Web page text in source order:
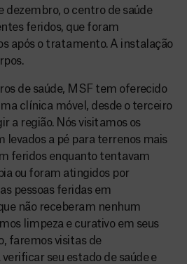
dezembro, o centro de saúde
feridos, que foram
após o tratamento. A instalação
de saúde, MSF tem oferecido
clínica móvel, desde o terceiro
a região. Nós visitamos os
levados a pé para terrenos mais
feridos enquanto tentavam
ou foram atingidos por
pessoas feridas em
não receberam nenhum
limpeza e curativo em seus
faremos visitas de
seu estado de saúde e